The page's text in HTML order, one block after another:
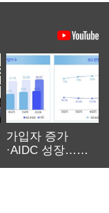
가입자 증가
·AIDC 성장…